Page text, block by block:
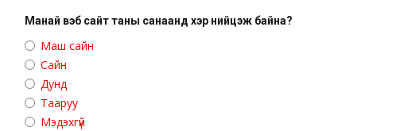
Манай вэб сайт таны санаанд хэр нийцэж байна?
Маш сайн
Сайн
Дунд
Тааруу
Мэдэхгүй